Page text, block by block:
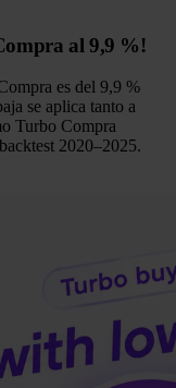
al 9,9 %!
es del 9,9 %
se aplica tanto a
Turbo Compra
2020–2025.